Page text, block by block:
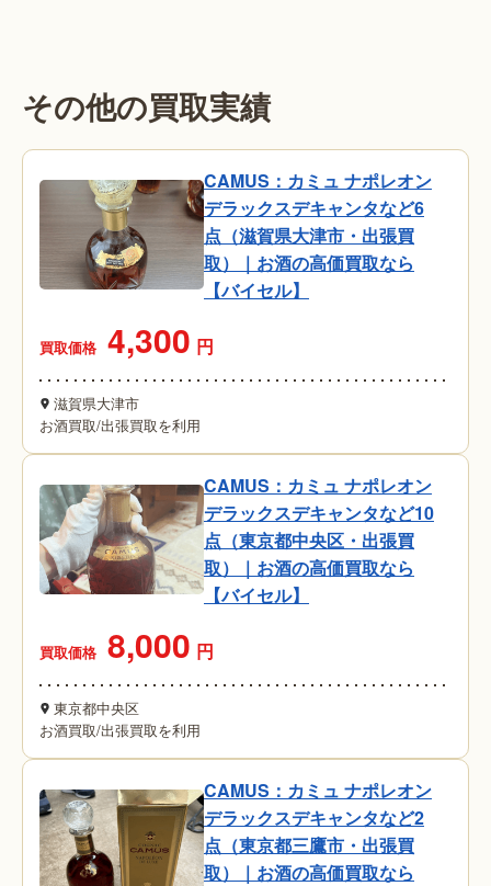
その他の買取実績
CAMUS：カミュ ナポレオン
デラックスデキャンタなど6
点（滋賀県大津市・出張買
取）｜お酒の高価買取なら
【バイセル】
買取価格 4,300 円
滋賀県大津市
お酒買取/出張買取を利用
CAMUS：カミュ ナポレオン
デラックスデキャンタなど10
点（東京都中央区・出張買
取）｜お酒の高価買取なら
【バイセル】
買取価格 8,000 円
東京都中央区
お酒買取/出張買取を利用
CAMUS：カミュ ナポレオン
デラックスデキャンタなど2
点（東京都三鷹市・出張買
取）｜お酒の高価買取なら